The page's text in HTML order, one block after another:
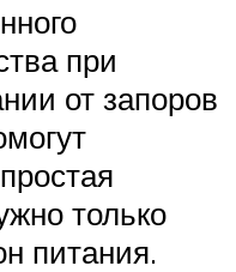
при
от запоров
только
питания.